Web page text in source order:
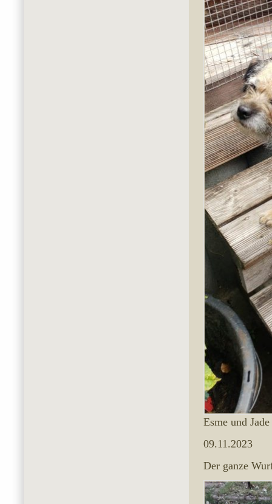
Esme und Jade
09.11.2023
Der ganze